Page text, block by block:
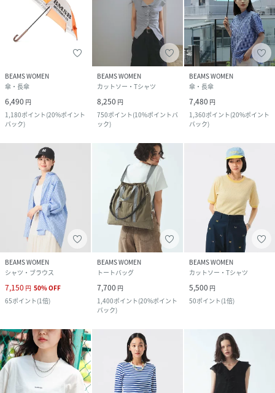
BEAMS WOMEN
傘・長傘
6,490 円
1,180ポイント(20%ポイント
バック)
BEAMS WOMEN
カットソー・Tシャツ
8,250 円
750ポイント(10%ポイントバ
ック)
BEAMS WOMEN
傘・長傘
7,480 円
1,360ポイント(20%ポイント
バック)
BEAMS WOMEN
シャツ・ブラウス
7,150 円 50%OFF
65ポイント(1倍)
BEAMS WOMEN
トートバッグ
7,700 円
1,400ポイント(20%ポイント
バック)
BEAMS WOMEN
カットソー・Tシャツ
5,500 円
50ポイント(1倍)